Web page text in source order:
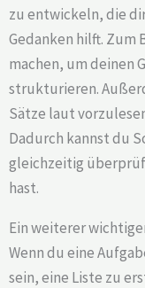
zu entwickeln, die
Gedanken hilft. Zum
machen, um deinen
strukturieren.
Sätze laut
Dadurch kannst du
gleichzeitig
hast.
Ein weiterer
Wenn du eine
sein, eine Liste zu